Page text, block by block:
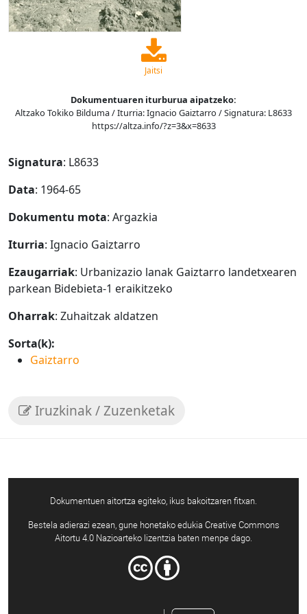
Jaitsi
Dokumentuaren iturburua aipatzeko:
Altzako Tokiko Bilduma / Iturria: Ignacio Gaiztarro / Signatura: L8633
https://altza.info/?z=3&x=8633
Signatura: L8633
Data: 1964-65
Dokumentu mota: Argazkia
Iturria: Ignacio Gaiztarro
Ezaugarriak: Urbanizazio lanak Gaiztarro landetxearen
parkean Bidebieta-1 eraikitzeko
Oharrak: Zuhaitzak aldatzen
Sorta(k):
Gaiztarro
Iruzkinak / Zuzenketak
Dokumentuen aitortza egiteko, ikus bakoitzaren fitxan.
Bestela adierazi ezean, gune honetako edukia Creative Commons
Aitortu 4.0 Nazioarteko lizentzia baten menpe dago.